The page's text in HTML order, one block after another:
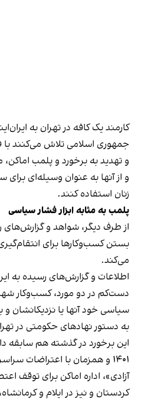
کارمند یک کافه در تهران به
جمهوری اسلامی تلاش می‌کنند
و تهدید به برخورد و پلمب اماکن،
و از آنها به عنوان وسیله‌ای
زنان استفاده کنند.
پلمب به مثابه ابزار فشار سیاسی
از طرف دیگر، شواهد و
بستن کسب‌وکارها برای
می‌کند.
اطلاعات و گزارش‌های رسیده به
دست‌کم در دو مورد، کسب‌وکار
سیاسی خود آنها یا نزدیکانشان و
به دستور نهادهای حکومتی در
این برخورد در گذشته هم سابقه
۱۴۰۱ و همزمان با اعتراضات
آزادی»، اداره اماکن برای توقف
کردستان و نیز در ایلام و